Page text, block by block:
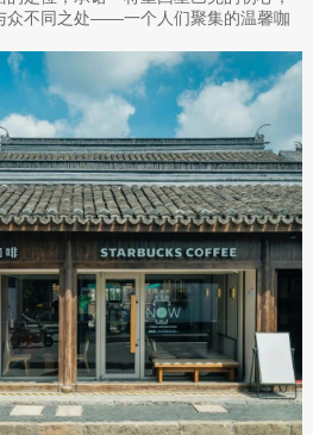
众不同之处——一个人们聚集的温馨咖